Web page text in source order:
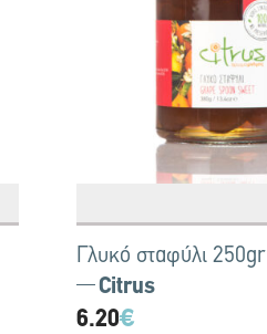
Γλυκό σταφύλι 250gr
Citrus
6.20€